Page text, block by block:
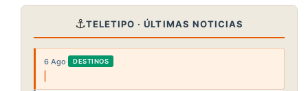
⚓TELETIPO · ÚLTIMAS NOTICIAS
6 Ago· DESTINOS